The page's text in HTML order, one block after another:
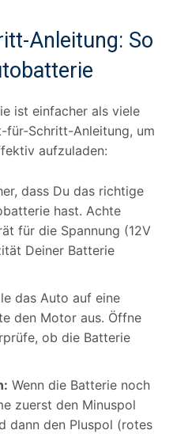
Anleitung: So
ist einfacher als viele
für-Schritt-Anleitung, um
aufzuladen:
dass Du das richtige
hast. Achte
für die Spannung (12V
Deiner Batterie
das Auto auf eine
den Motor aus. Öffne
ob die Batterie
Wenn die Batterie noch
zuerst den Minuspol
dann den Pluspol (rotes